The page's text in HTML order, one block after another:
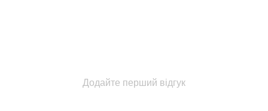
Додайте перший відгук